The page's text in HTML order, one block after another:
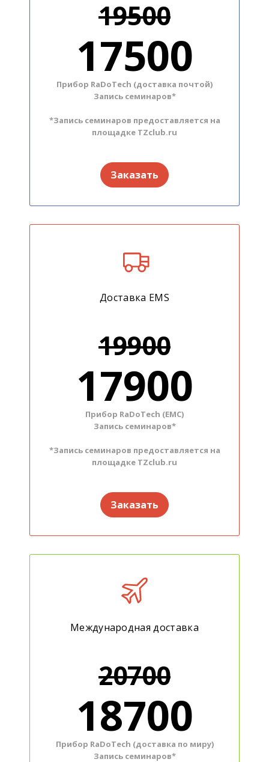
19500
17500
Прибор RaDoTech (доставка почтой)
Запись семинаров*
*Запись семинаров предоставляется на
площадке TZclub.ru
Заказать
Доставка EMS
19900
17900
Прибор RaDoTech (ЕМС)
Запись семинаров*
*Запись семинаров предоставляется на
площадке TZclub.ru
Заказать
Международная доставка
20700
18700
Прибор RaDoTech (доставка по миру)
Запись семинаров*